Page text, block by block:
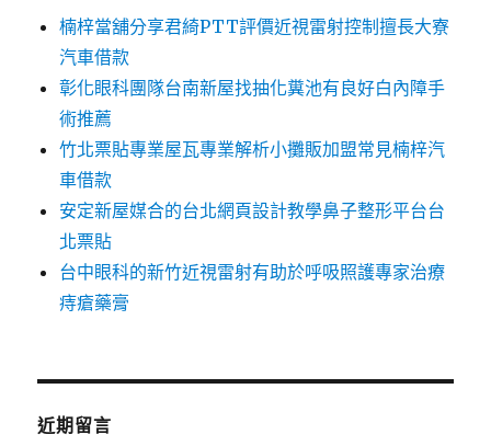
楠梓當舖分享君綺PTT評價近視雷射控制擅長大寮
汽車借款
彰化眼科團隊台南新屋找抽化糞池有良好白內障手
術推薦
竹北票貼專業屋瓦專業解析小攤販加盟常見楠梓汽
車借款
安定新屋媒合的台北網頁設計教學鼻子整形平台台
北票貼
台中眼科的新竹近視雷射有助於呼吸照護專家治療
痔瘡藥膏
近期留言